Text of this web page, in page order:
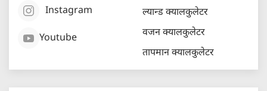
Instagram
Youtube
ल्यान्ड क्यालकुलेटर
वजन क्यालकुलेटर
तापमान क्यालकुलेटर